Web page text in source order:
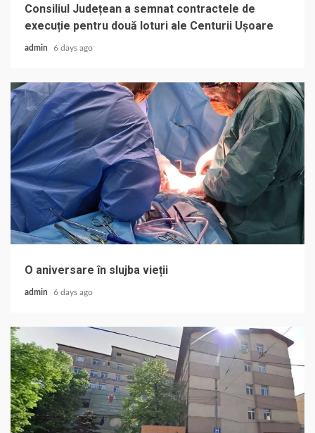
Consiliul Județean a semnat contractele de
execuție pentru două loturi ale Centurii Ușoare
admin 6 days ago
O aniversare în slujba vieții
admin 6 days ago